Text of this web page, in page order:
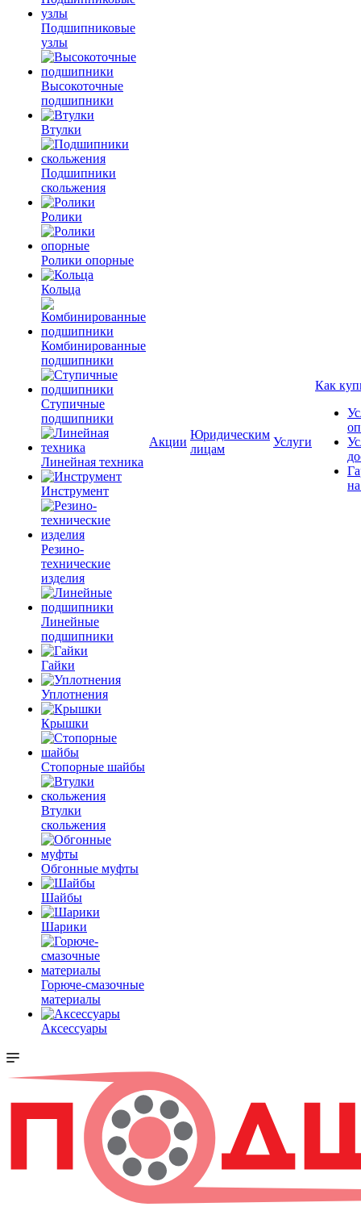
Подшипниковые
узлы
Высокоточные
подшипники
Втулки
Подшипники
скольжения
Ролики
Ролики опорные
Кольца
Комбинированные
подшипники
Ступичные
подшипники
Линейная техника
Инструмент
Резино-
технические
изделия
Линейные
подшипники
Гайки
Уплотнения
Крышки
Стопорные шайбы
Втулки
скольжения
Обгонные муфты
Шайбы
Шарики
Горюче-смазочные
материалы
Аксессуары
Акции
Юридическим
лицам
Услуги
Как